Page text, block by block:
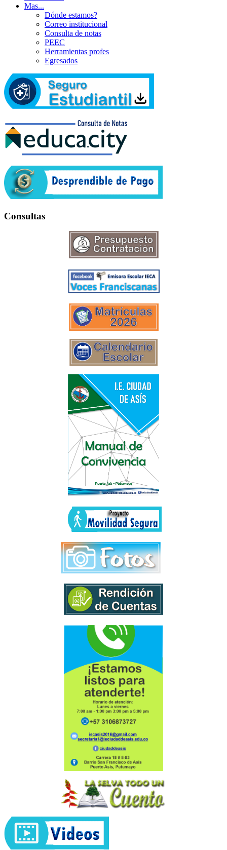
Mas...
Dónde estamos?
Correo institucional
Consulta de notas
PEEC
Herramientas profes
Egresados
Consultas